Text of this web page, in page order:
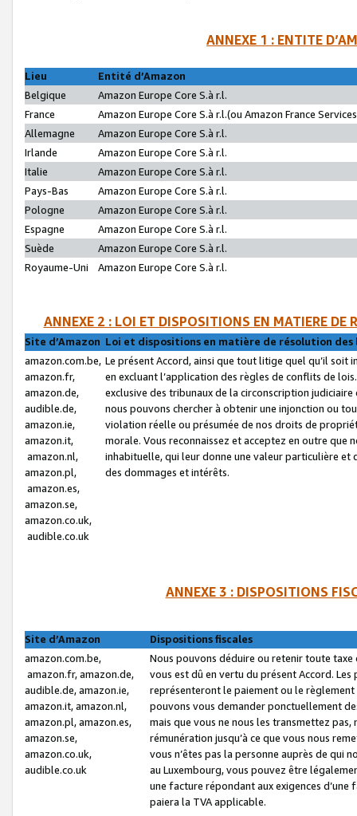
ANNEXE 1 : ENTITE
Lieu
Entité d’Amazon
Belgique
Amazon Europe Core S.à r.l.
France
Amazon Europe Core S.à r.l.(ou Amazon France
Allemagne
Amazon Europe Core S.à r.l.
Irlande
Amazon Europe Core S.à r.l.
Italie
Amazon Europe Core S.à r.l.
Pays-Bas
Amazon Europe Core S.à r.l.
Pologne
Amazon Europe Core S.à r.l.
Espagne
Amazon Europe Core S.à r.l.
Suède
Amazon Europe Core S.à r.l.
Royaume-Uni
Amazon Europe Core S.à r.l.
ANNEXE 2 : LOI ET DISPOSITIONS EN MATIERE DE
Site d’Amazon Loi et dispositions en matière de résolution
amazon.com.be,
amazon.fr,
amazon.de,
audible.de,
amazon.ie,
amazon.it,
amazon.nl,
amazon.pl,
amazon.es,
amazon.se,
amazon.co.uk,
audible.co.uk
Le présent Accord, ainsi que tout litige quel qu’il soit
en excluant l’application des règles de conflits de
exclusive des tribunaux de la circonscription
nous pouvons chercher à obtenir une injonction ou
violation réelle ou présumée de nos droits de
morale. Vous reconnaissez et acceptez en outre que
inhabituelle, qui leur donne une valeur particulière
des dommages et intérêts.
ANNEXE 3 : DISPOSITIONS
Site d’Amazon
Dispositions fiscales
amazon.com.be,
amazon.fr, amazon.de,
audible.de, amazon.ie,
amazon.it, amazon.nl,
amazon.pl, amazon.es,
amazon.se,
amazon.co.uk,
audible.co.uk
Nous pouvons déduire ou retenir toute
vous est dû en vertu du présent Accord.
représenteront le paiement ou le
pouvons vous demander ponctuellement
mais que vous ne nous les transmettez
rémunération jusqu’à ce que vous nous
vous n’êtes pas la personne auprès de qui
au Luxembourg, vous pouvez être
une facture répondant aux exigences
paiera la TVA applicable.